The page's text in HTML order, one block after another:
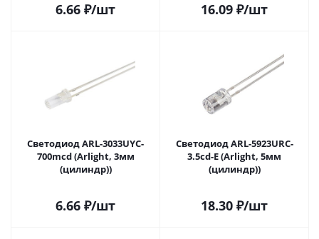
6.66 ₽/шт 16.09 ₽/шт
Светодиод ARL-3033UYC-
700mcd (Arlight, 3мм
(цилиндр))
6.66 ₽/шт
Светодиод ARL-5923URC-
3.5cd-E (Arlight, 5мм
(цилиндр))
18.30 ₽/шт